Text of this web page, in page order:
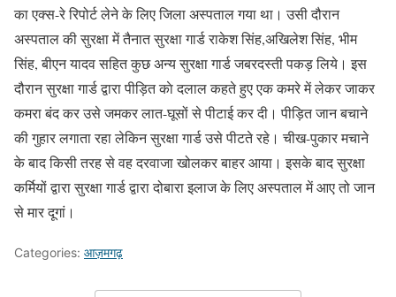
का एक्स-रे रिपोर्ट लेने के लिए जिला अस्पताल गया था। उसी दौरान
अस्पताल की सुरक्षा में तैनात सुरक्षा गार्ड राकेश सिंह,अखिलेश सिंह, भीम
सिंह, बीएन यादव सहित कुछ अन्य सुरक्षा गार्ड जबरदस्ती पकड़ लिये। इस
दौरान सुरक्षा गार्ड द्वारा पीड़ित काे दलाल कहते हुए एक कमरे में लेकर जाकर
कमरा बंद कर उसे जमकर लात-घूसों से पीटाई कर दी। पीड़ित जान बचाने
की गुहार लगाता रहा लेकिन सुरक्षा गार्ड उसे पीटते रहे। चीख-पुकार मचाने
के बाद किसी तरह से वह दरवाजा खोलकर बाहर आया। इसके बाद सुरक्षा
कर्मियों द्वारा सुरक्षा गार्ड द्वारा दोबारा इलाज के लिए अस्पताल में आए तो जान
से मार दूगां।
Categories: आज़मगढ़